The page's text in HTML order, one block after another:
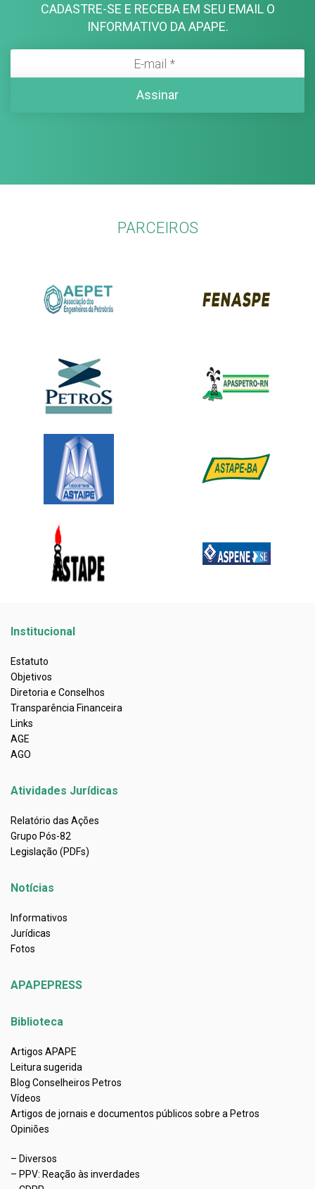
CADASTRE-SE E RECEBA EM SEU EMAIL O
INFORMATIVO DA APAPE.
PARCEIROS
Institucional
Estatuto
Objetivos
Diretoria e Conselhos
Transparência Financeira
Links
AGE
AGO
Atividades Jurídicas
Relatório das Ações
Grupo Pós-82
Legislação (PDFs)
Notícias
Informativos
Jurídicas
Fotos
APAPEPRESS
Biblioteca
Artigos APAPE
Leitura sugerida
Blog Conselheiros Petros
Vídeos
Artigos de jornais e documentos públicos sobre a Petros
Opiniões
– Diversos
– PPV: Reação às inverdades